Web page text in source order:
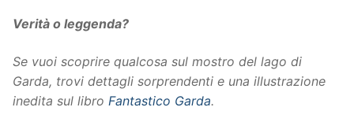
Verità o leggenda?
Se vuoi scoprire qualcosa sul mostro del lago di
Garda, trovi dettagli sorprendenti e una illustrazione
inedita sul libro Fantastico Garda.